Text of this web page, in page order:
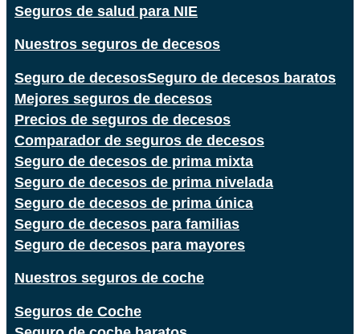
Seguros de salud para NIE
Nuestros seguros de decesos
Seguro de decesosSeguro de decesos baratos
Mejores seguros de decesos
Precios de seguros de decesos
Comparador de seguros de decesos
Seguro de decesos de prima mixta
Seguro de decesos de prima nivelada
Seguro de decesos de prima única
Seguro de decesos para familias
Seguro de decesos para mayores
Nuestros seguros de coche
Seguros de Coche